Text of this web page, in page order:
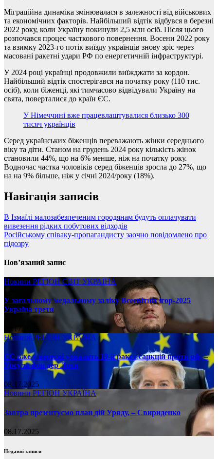
Міграційна динаміка змінювалася в залежності від військових
та економічних факторів. Найбільший відтік відбувся в березні
2022 року, коли Україну покинули 2,5 млн осіб. Після цього
розпочався процес часткового повернення. Восени 2022 року
та взимку 2023-го потік виїзду українців знову зріс через
масовані ракетні удари РФ по енергетичній інфраструктурі.
У 2024 році українці продовжили виїжджати за кордон.
Найбільший відтік спостерігався на початку року (110 тис.
осіб), коли біженці, які тимчасово відвідували Україну на
свята, поверталися до країн ЄС.
У Німеччині вже працевлаштувалися близько 300
тисяч українців
Серед українських біженців переважають жінки середнього
віку та діти. Станом на грудень 2024 року кількість жінок
становили 44%, що на 6% менше, ніж на початку року.
Водночас частка чоловіків серед біженців зросла до 27%, що
на на 9% більше, ніж у січні 2024/року (18%).
Навігація записів
В Ізмаїлі малозабезпеченим городянам будуть оплачувати
вивезення рідких побутових відходів
Російському співаку-пропагандисту заочно повідомлено про
підозру
Пов’язаний запис
Новини РЕГІОНСВІТ УКРАЇНА
У загальному медальному заліку Всесвітніх ігор-2025
Україна третя
08.17.2025
НовиниРЕГІОН УКРАЇНА
ЄС вже у вересні ухвалить 19-й ракет санкцій проти рф, –
Урсула фон дер Ляєн
08.17.2025
Новини РЕГІОН УКРАЇНА
Завтра презентуємо план дій Уряду, – Свириденко
08.17.2025
Недавні записи